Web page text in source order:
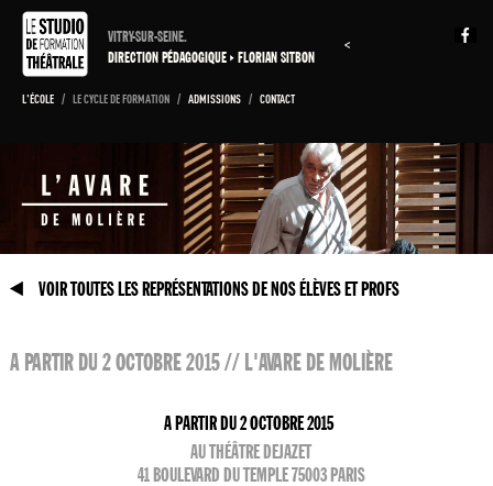
VITRY-SUR-SEINE.
DIRECTION PÉDAGOGIQUE FLORIAN SITBON
<
L'ÉCOLE / LE CYCLE DE FORMATION / ADMISSIONS / CONTACT
VOIR TOUTES LES REPRÉSENTATIONS DE NOS ÉLÈVES ET PROFS
A PARTIR DU 2 OCTOBRE 2015 // L'AVARE DE MOLIÈRE
A PARTIR DU 2 OCTOBRE 2015
AU THÉÂTRE DEJAZET
41 BOULEVARD DU TEMPLE 75003 PARIS